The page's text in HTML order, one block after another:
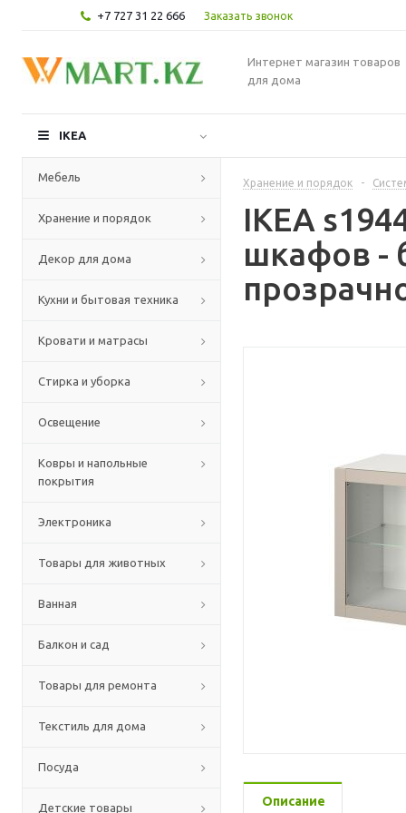
+7 727 31 22 666 Заказать звонок
Интернет магазин товаров
для дома
IKEA
Мебель
Хранение и порядок
Декор для дома
Кухни и бытовая техника
Кровати и матрасы
Стирка и уборка
Освещение
Ковры и напольные
покрытия
Электроника
Товары для животных
Ванная
Балкон и сад
Товары для ремонта
Текстиль для дома
Посуда
Детские товары
Хранение и порядок -
IKEA
шкафов -
Описание